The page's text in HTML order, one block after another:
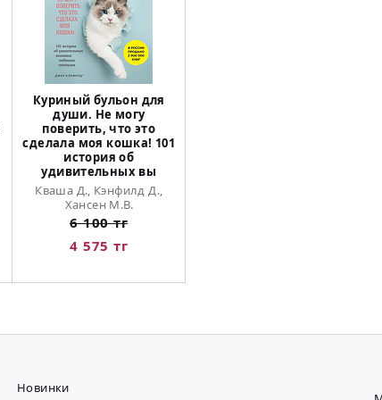
Куриный бульон для
души. Не могу
поверить, что это
сделала моя кошка! 101
история об
удивительных вы
Кваша Д., Кэнфилд Д.,
Хансен М.В.
6 100 тг
4 575 тг
Новинки